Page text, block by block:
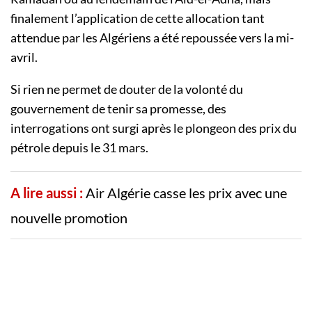
finalement l’application de cette allocation tant
attendue par les Algériens a été repoussée vers la mi-
avril.
Si rien ne permet de douter de la volonté du
gouvernement de tenir sa promesse, des
interrogations ont surgi après le plongeon des prix du
pétrole depuis le 31 mars.
A lire aussi :Air Algérie casse les prix avec une
nouvelle promotion